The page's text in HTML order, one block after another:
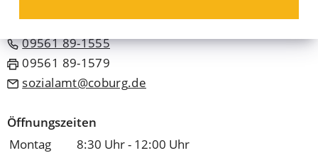
09561 89-1555
09561 89-1579
sozialamt
coburg de
Öffnungszeiten
Montag
8:30 Uhr - 12:00 Uhr